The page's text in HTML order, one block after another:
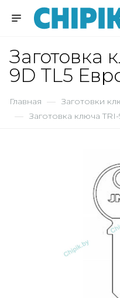
Заготовка
9D TL5
Главная — Заготовки
— Заготовка ключа